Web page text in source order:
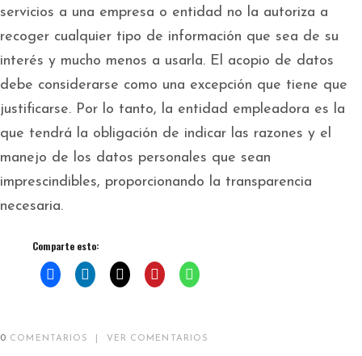
servicios a una empresa o entidad no la autoriza a
recoger cualquier tipo de información que sea de su
interés y mucho menos a usarla. El acopio de datos
debe considerarse como una excepción que tiene que
justificarse. Por lo tanto, la entidad empleadora es la
que tendrá la obligación de indicar las razones y el
manejo de los datos personales que sean
imprescindibles, proporcionando la transparencia
necesaria.
Comparte esto:
0 COMENTARIOS VER COMENTARIOS